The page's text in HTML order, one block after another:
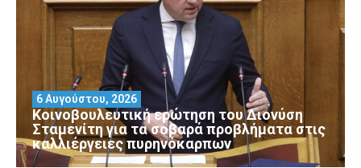
Κοινοβουλευτική ερώτηση του Διονύση
Σταμενίτη για τα σοβαρά προβλήματα στις
καλλιέργειες πυρηνόκαρπων
6 Αυγούστου, 2026